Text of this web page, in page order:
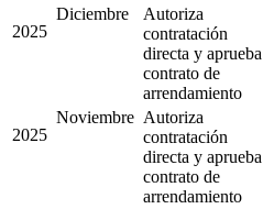
2025
Diciembre
Autoriza
contratación
directa y aprueba
contrato de
arrendamiento
2025
Noviembre Autoriza
contratación
directa y aprueba
contrato de
arrendamiento